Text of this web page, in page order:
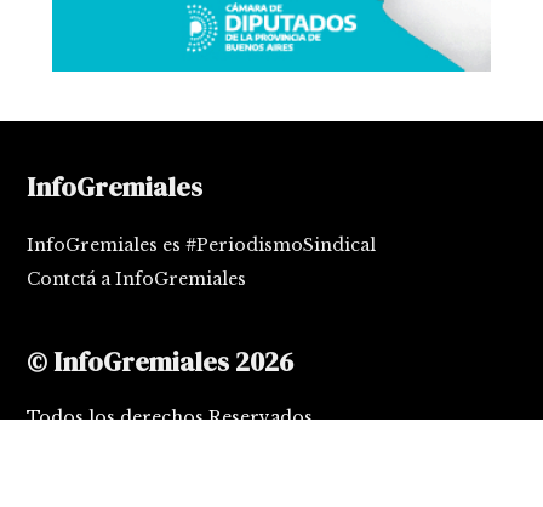
InfoGremiales
InfoGremiales es #PeriodismoSindical
Contctá a InfoGremiales
© InfoGremiales 2026
Todos los derechos Reservados